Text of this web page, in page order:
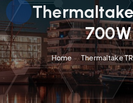
n
t
700W
Home Thermaltake